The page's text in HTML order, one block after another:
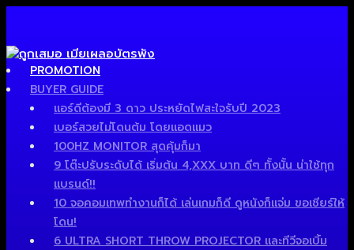
PROMOTION
BUYER GUIDE
แอร์ดีต้องมี 3 ดาว ประหยัดไฟสะใจรับปี 2023
เบอร์สวยไม่โดนต้ม โดยแอดแมว
100HZ MONITOR สุดคุ้มก็มา
9 โต๊ะปรับระดับได้ เริ่มต้น 4,XXX บาท ดีๆ ทั้งนั้น น่าใช้ทุก
แบรนด์!!
10 จอคอมเทพทำงานก็ได้ เล่นเกมก็ดี ดูหนังก็แจ่ม ขอเชียร์ให้
โดน!
6 ULTRA SHORT THROW PROJECTOR และทีวีจอเบิ้ม